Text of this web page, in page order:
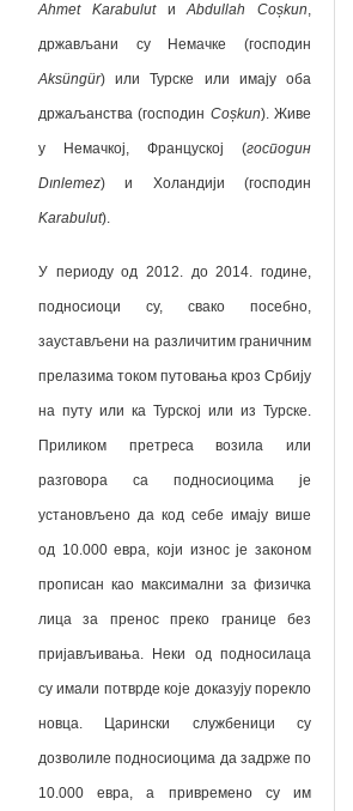
Ahmet Karabulut и Abdullah Coșkun,
држављани су Немачке (господин
Aksüngür) или Турске или имају оба
држаљанства (господин Coșkun). Живе
у Немачкој, Француској (господин
Dınlemez) и Холандији (господин
Karabulut).
У периоду од 2012. до 2014. године,
подносиоци су, свако посебно,
заустављени на различитим граничним
прелазима током путовања кроз Србију
на путу или ка Турској или из Турске.
Приликом претреса возила или
разговора са подносиоцима је
установљено да код себе имају више
од 10.000 евра, који износ је законом
прописан као максимални за физичка
лица за пренос преко границе без
пријављивања. Неки од подносилаца
су имали потврде које доказују порекло
новца. Царински службеници су
дозволиле подносиоцима да задрже по
10.000 евра, а привремено су им